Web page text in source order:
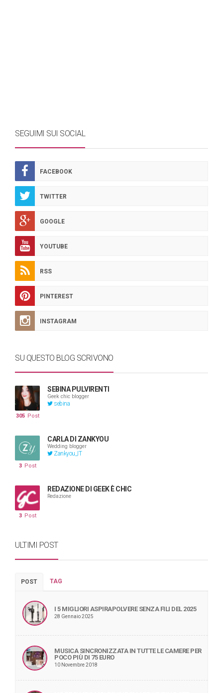
SEGUIMI SUI SOCIAL
FACEBOOK
TWITTER
GOOGLE
YOUTUBE
RSS
PINTEREST
INSTAGRAM
SU QUESTO BLOG SCRIVONO
SEBINA PULVIRENTI
Geek chic blogger
sebina
305 Post
CARLA DI ZANKYOU
Wedding blogger
Zankyou_IT
3 Post
REDAZIONE DI GEEK È CHIC
Redazione
3 Post
ULTIMI POST
POST TAG
I 5 MIGLIORI ASPIRAPOLVERE SENZA FILI DEL 2025
28 Gennaio 2025
MUSICA SINCRONIZZATA IN TUTTE LE CAMERE PER
POCO PIÙ DI 75 EURO
10 Novembre 2018